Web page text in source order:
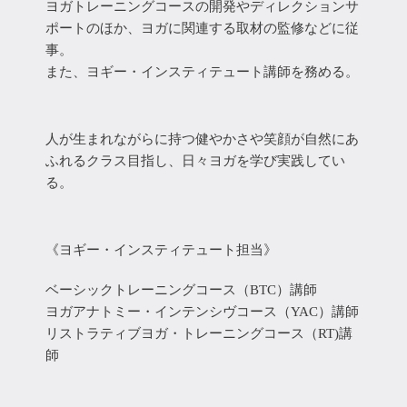
ヨガトレーニングコースの開発やディレクションサ
ポートのほか、ヨガに関連する取材の監修などに従
事。
また、ヨギー・インスティテュート講師を務める。
人が生まれながらに持つ健やかさや笑顔が自然にあ
ふれるクラス目指し、日々ヨガを学び実践してい
る。
《ヨギー・インスティテュート担当》
ベーシックトレーニングコース（BTC）講師
ヨガアナトミー・インテンシヴコース（YAC）講師
リストラティブヨガ・トレーニングコース（RT)講
師